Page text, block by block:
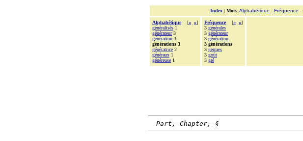
Index | Mots: Alphabétique - Fréquence -
Alphabétique [« »]
généralisés 1
générateur3
génération 3
générations 3
génératrice 2
généraux 1
généreuse 1
Fréquence [« »]
3 générales
3 générateur
3 génération
3 générations
3 germes
3 goût
3 gré
Part, Chapter, §